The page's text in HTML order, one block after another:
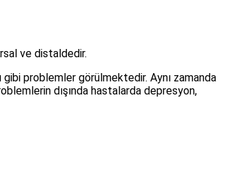
ve distaldedir.
gibi problemler görülmektedir. Aynı zamanda
dışında hastalarda depresyon,